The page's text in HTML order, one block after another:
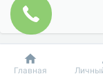
Добробут
Главная